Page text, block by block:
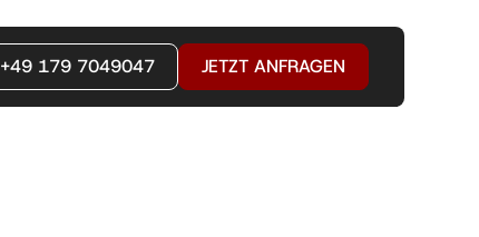
+49 179 7049047 JETZT ANFRAGEN